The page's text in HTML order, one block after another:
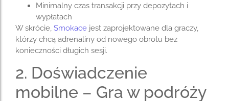
Minimalny czas transakcji przy depozytach i
wypłatach
W skrócie, Smokace jest zaprojektowane dla graczy,
którzy chcą adrenaliny od nowego obrotu bez
konieczności długich sesji.
2. Doświadczenie
mobilne – Gra w podróży